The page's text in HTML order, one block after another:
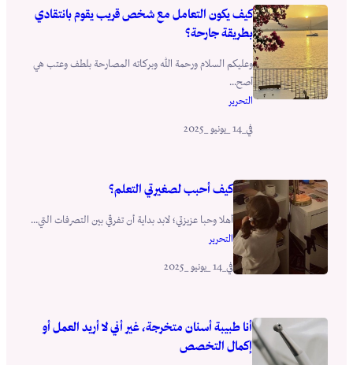
كيف يكون التعامل مع شخص قريب يقوم بانتقادي
بطريقة جارحة؟
وعليكم السلام ورحمة الله وبركاته المصارحة بلطف وعتب هي
أصح...
التحرير
في_14 _يونيو _2025
كيف أحبب لصغيرتي التعلم؟
أهلا وحبا عزيزتي؛ لابد بداية أن تفرقي بين التصرفات التي...
التحرير
في
أنا طبيبة أسنان متخرجة، غير أني لا أريد العمل أو
إكمال التخصص